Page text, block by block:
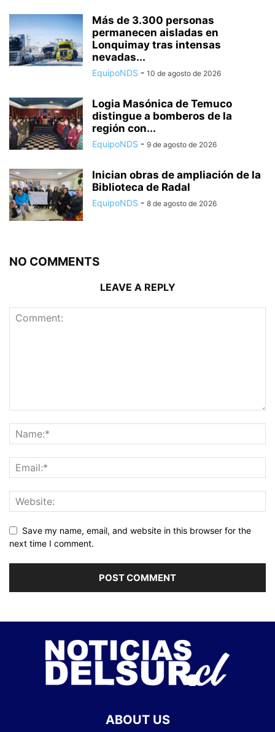
Más de 3.300 personas
permanecen aisladas en
Lonquimay tras intensas
nevadas...
EquipoNDS - 10 de agosto de 2026
Logia Masónica de Temuco
distingue a bomberos de la
región con...
EquipoNDS - 9 de agosto de 2026
Inician obras de ampliación de la
Biblioteca de Radal
EquipoNDS - 8 de agosto de 2026
NO COMMENTS
LEAVE A REPLY
Save my name, email, and website in this browser for the
next time I comment.
ABOUT US